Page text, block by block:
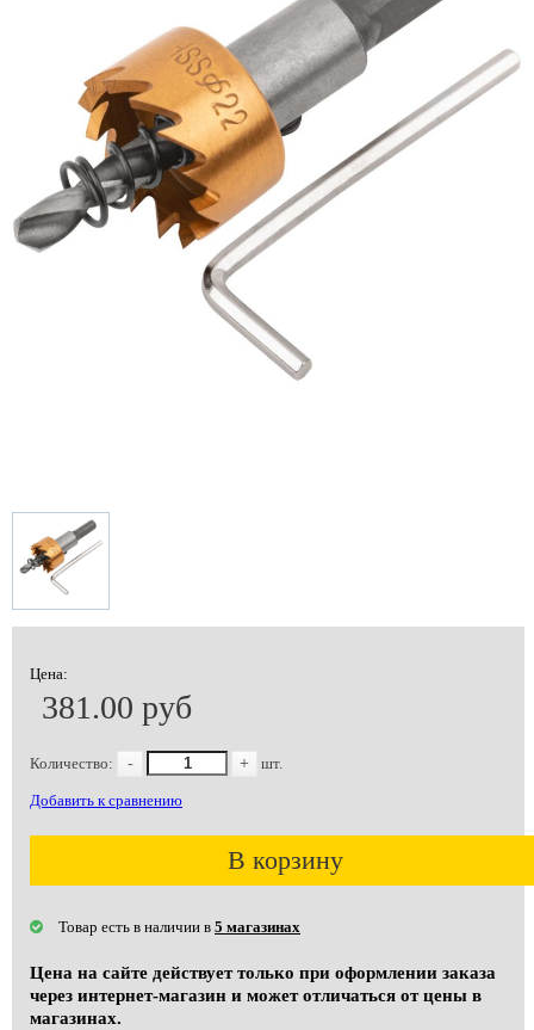
Цена:
381.00 руб
Количество: - + шт.
Добавить к сравнению
В корзину
Товар есть в наличии в 5 магазинах
Цена на сайте действует только при оформлении заказа
через интернет-магазин и может отличаться от цены в
магазинах.